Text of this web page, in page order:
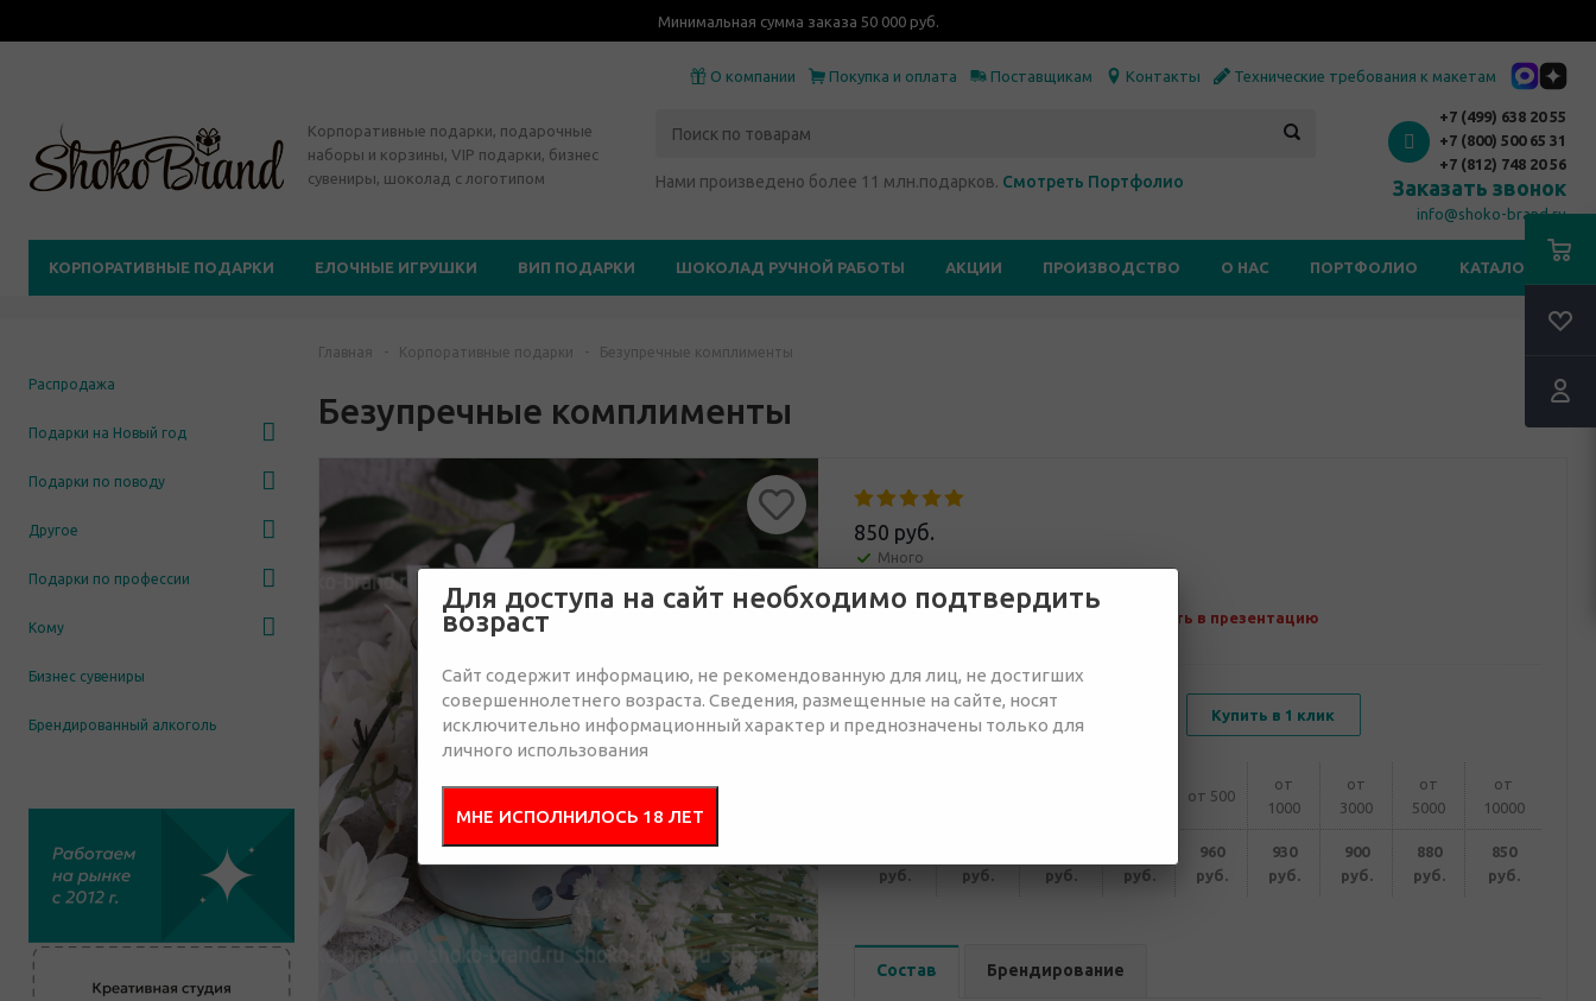
Минимальная сумма заказа 50 000 руб.
О компании Покупка и оплата Поставщикам Контакты Технические требования к макетам
Корпоративные подарки, подарочные
наборы и корзины, VIP подарки, бизнес
сувениры, шоколад с логотипом
Нами произведено более 11 млн.подарков. Смотреть Портфолио
+7 (499) 638 20 55
+7 (800) 500 65 31
+7 (812) 748 20 56
Заказать звонок
info@shoko-brand.ru
КОРПОРАТИВНЫЕ ПОДАРКИ ЕЛОЧНЫЕ ИГРУШКИ ВИП ПОДАРКИ ШОКОЛАД РУЧНОЙ РАБОТЫ АКЦИИ ПРОИЗВОДСТВО О НАС ПОРТФОЛИО КАТАЛОГИ
Распродажа
Подарки на Новый год
Подарки по поводу
Другое
Подарки по профессии
Кому
Бизнес сувениры
Брендированный алкоголь
Главная - Корпоративные подарки - Безупречные комплименты
Безупречные комплименты
850 руб.
Много
Добавить в презентацию
Купить в 1 клик
от 500
от
1000
от
3000
от
5000
от
10000
руб.
руб.
руб.
руб.
960
руб.
930
руб.
900
руб.
880
руб.
850
руб.
Состав Брендирование
Для доступа на сайт необходимо подтвердить
возраст
Сайт содержит информацию, не рекомендованную для лиц, не достигших
совершеннолетнего возраста. Сведения, размещенные на сайте, носят
исключительно информационный характер и преднозначены только для
личного использования
МНЕ ИСПОЛНИЛОСЬ 18 ЛЕТ